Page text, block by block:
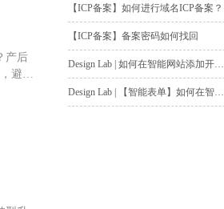
产后
避免
【ICP备案】如何进行域名ICP备案？
【ICP备案】备案密码如何找回
Design Lab | 如何在智能网站添加开屏广告？
Design Lab | 【智能表单】如何在智能网站上部署查询表单？